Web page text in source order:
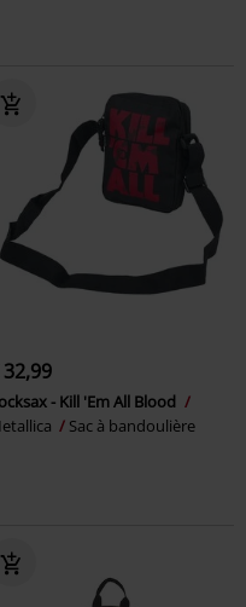
- Kill 'Em All Blood
Sac à bandoulière